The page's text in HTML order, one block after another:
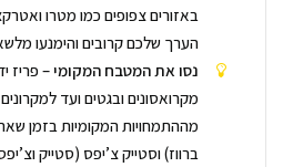
באזורים צפופים כמו מטרו
הערך שלכם קרובים והימנעו
נסו את המטבח המקומי– פריז
מקרואסונים ובגטים ועד
מההתמחויות המקומיות בזמן
ברווז) וסטייק צ’יפס (סטייק